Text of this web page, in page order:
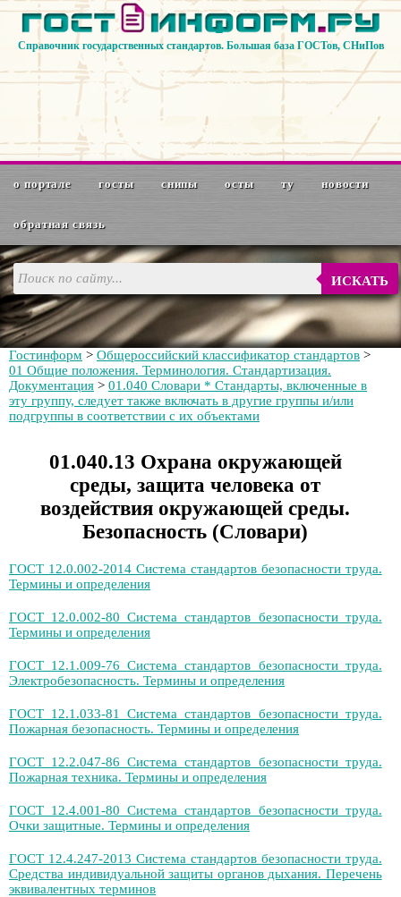
Справочник государственных стандартов. Большая база ГОСТов, СНиПов
о портале госты снипы осты ту новости
обратная связь
ИСКАТЬ
Гостинформ > Общероссийский классификатор стандартов >
01 Общие положения. Терминология. Стандартизация.
Документация > 01.040 Словари * Стандарты, включенные в
эту группу, следует также включать в другие группы и/или
подгруппы в соответствии с их объектами
01.040.13 Охрана окружающей
среды, защита человека от
воздействия окружающей среды.
Безопасность (Словари)
ГОСТ 12.0.002-2014 Система стандартов безопасности труда.
Термины и определения
ГОСТ 12.0.002-80 Система стандартов безопасности труда.
Термины и определения
ГОСТ 12.1.009-76 Система стандартов безопасности труда.
Электробезопасность. Термины и определения
ГОСТ 12.1.033-81 Система стандартов безопасности труда.
Пожарная безопасность. Термины и определения
ГОСТ 12.2.047-86 Система стандартов безопасности труда.
Пожарная техника. Термины и определения
ГОСТ 12.4.001-80 Система стандартов безопасности труда.
Очки защитные. Термины и определения
ГОСТ 12.4.247-2013 Система стандартов безопасности труда.
Средства индивидуальной защиты органов дыхания. Перечень
эквивалентных терминов